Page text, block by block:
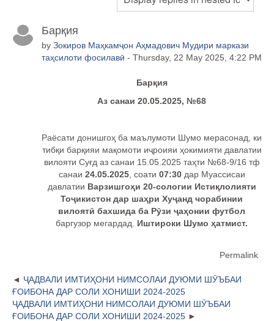
Барқия
by Зокиров Маҳкамҷон Аҳмадович Мудири маркази
таҳсилоти фосилавӣ - Thursday, 22 May 2025, 4:22 PM
Барқия
Аз санаи 20.05.2025, №68
Раёсати донишгоҳ ба маълумоти Шумо мерасонад, ки
тибқи барқияи мақомоти иҷроияи ҳокимияти давлатии
вилояти Суғд аз санаи 15.05.2025 таҳти №68-9/16 тф
санаи 24.05.2025, соати 07:30дар Муассисаи
давлатии Варзишгоҳи 20-сологии Истиқлолияти
Тоҷикистон дар шаҳри Хуҷанд чорабинии
вилоятӣ бахшида ба Рӯзи ҷаҳонии футбол
баргузор мегардад. Иштироки Шумо ҳатмист.
Permalink
ҶАДВАЛИ ИМТИҲОНИ НИМСОЛАИ ДУЮМИ ШӮЪБАИ
ҒОИБОНА ДАР СОЛИ ХОНИШИ 2024-2025
ҶАДВАЛИ ИМТИҲОНИ НИМСОЛАИ ДУЮМИ ШӮЪБАИ
ҒОИБОНА ДАР СОЛИ ХОНИШИ 2024-2025